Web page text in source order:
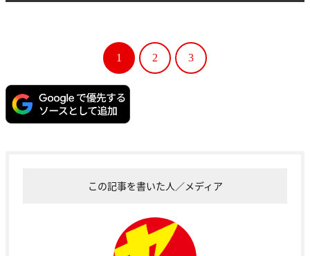
1 2 3
この記事を書いた人／メディア